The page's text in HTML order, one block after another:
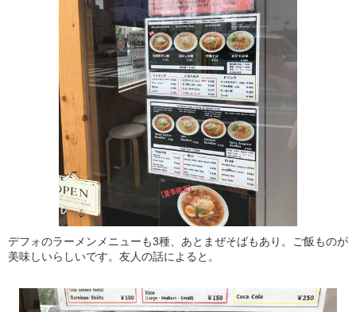
デフォのラーメンメニューも3種、あとまぜそばもあり。ご飯ものが
美味しいらしいです。友人の話によると。